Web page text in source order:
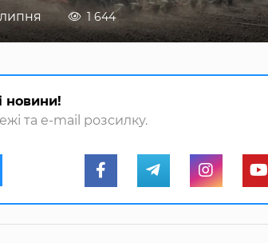
1 644
новини!
та e-mail розсилку.